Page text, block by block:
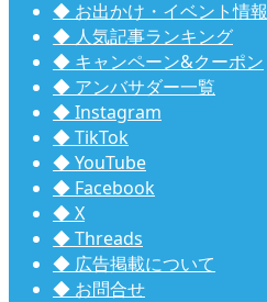
◆ お出かけ・イベント情報
◆ 人気記事ランキング
◆ キャンペーン&クーポン
◆ アンバサダー一覧
◆ Instagram
◆ TikTok
◆ YouTube
◆ Facebook
◆ X
◆ Threads
◆ 広告掲載について
◆ お問合せ